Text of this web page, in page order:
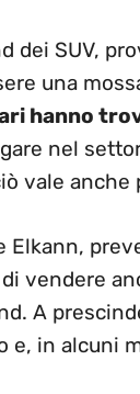
dei SUV,
una
hanno
nel
vale anche
vendere
A
e, in alcuni